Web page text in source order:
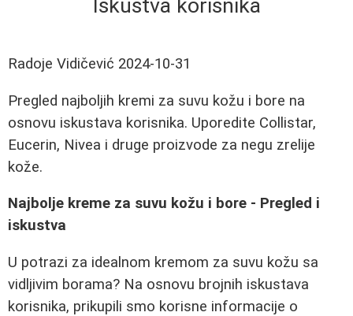
Iskustva korisnika
Radoje Vidičević 2024-10-31
Pregled najboljih kremi za suvu kožu i bore na
osnovu iskustava korisnika. Uporedite Collistar,
Eucerin, Nivea i druge proizvode za negu zrelije
kože.
Najbolje kreme za suvu kožu i bore - Pregled i
iskustva
U potrazi za idealnom kremom za suvu kožu sa
vidljivim borama? Na osnovu brojnih iskustava
korisnika, prikupili smo korisne informacije o